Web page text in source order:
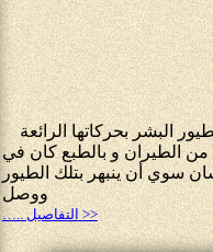
لطالما أبهرت الطيور البشر بحركاتها الرائعة
من الطيران و بالطبع كان في
سوي أن ينبهر بتلك الطيور
ووصل
….. التفاصيل >>